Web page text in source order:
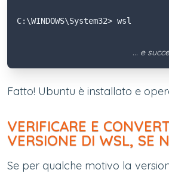
C:\WINDOWS\System32> wsl
... e
Fatto! Ubuntu è installato e
VERIFICARE E
VERSIONE DI WSL, SE
Se per qualche motivo la